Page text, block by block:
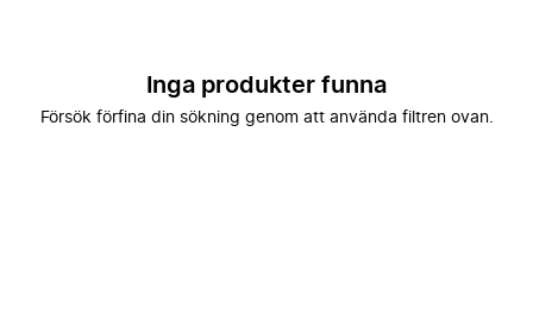
Inga produkter funna
Försök förfina din sökning genom att använda filtren ovan.